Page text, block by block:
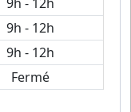
9h - 12h
9h - 12h
Fermé